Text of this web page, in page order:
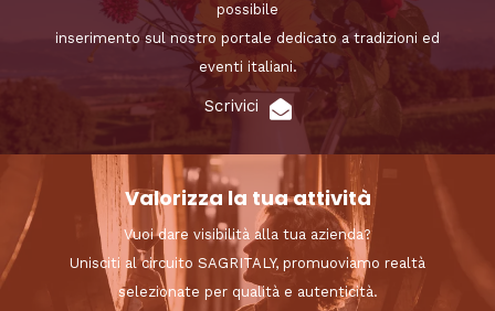
possibile
inserimento sul nostro portale dedicato a tradizioni ed
eventi italiani.
Scrivici
Valorizza la tua attività
Vuoi dare visibilità alla tua azienda?
Unisciti al circuito SAGRITALY, promuoviamo realtà
selezionate per qualità e autenticità.